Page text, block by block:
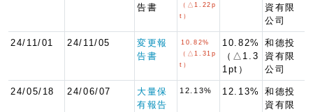
告書
（△1.22p
t）
資有限
公司
24/11/01 24/11/05
変更報
告書
10.82%
（△1.31p
t）
10.82%
（△1.3
1pt）
和德投
資有限
公司
24/05/18 24/06/07
大量保
有報告
12.13% 12.13%
和德投
資有限